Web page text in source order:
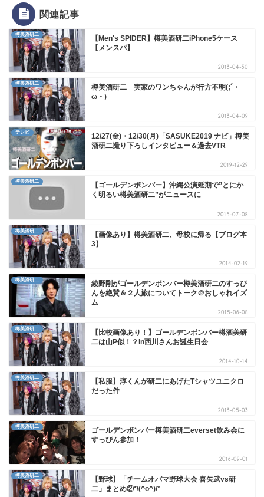
関連記事
樽美酒研二
【Men's SPIDER】樽美酒研二iPhone5ケース
【メンスパ】
2013-04-30
樽美酒研二
樽美酒研二 実家のワンちゃんが行方不明(;´・
ω・)
2013-04-09
テレビ
12/27(金)・12/30(月)「SASUKE2019 ナビ」樽美
酒研二撮り下ろしインタビュー＆過去VTR
2019-12-29
樽美酒研二
【ゴールデンボンバー】沖縄公演延期で”とにか
く明るい樽美酒研二”がニュースに
2015-07-08
樽美酒研二
【画像あり】樽美酒研二、母校に帰る【ブログ本
3】
2014-02-19
樽美酒研二
綾野剛がゴールデンボンバー樽美酒研二のすっぴ
んを絶賛＆２人旅についてトーク＠おしゃれイズ
ム
2015-06-08
樽美酒研二
【比較画像あり！】ゴールデンボンバー樽酒美研
二は山P似！？in西川さんお誕生日会
2014-10-14
樽美酒研二
【私服】淳くんが研二にあげたTシャツユニクロ
だった件
2013-05-03
樽美酒研二
ゴールデンボンバー樽美酒研二everset飲み会に
すっぴん参加！
2016-09-01
樽美酒研二
【野球】「チームオバマ野球大会 喜矢武vs研
二」まとめ②*\(^o^)/*